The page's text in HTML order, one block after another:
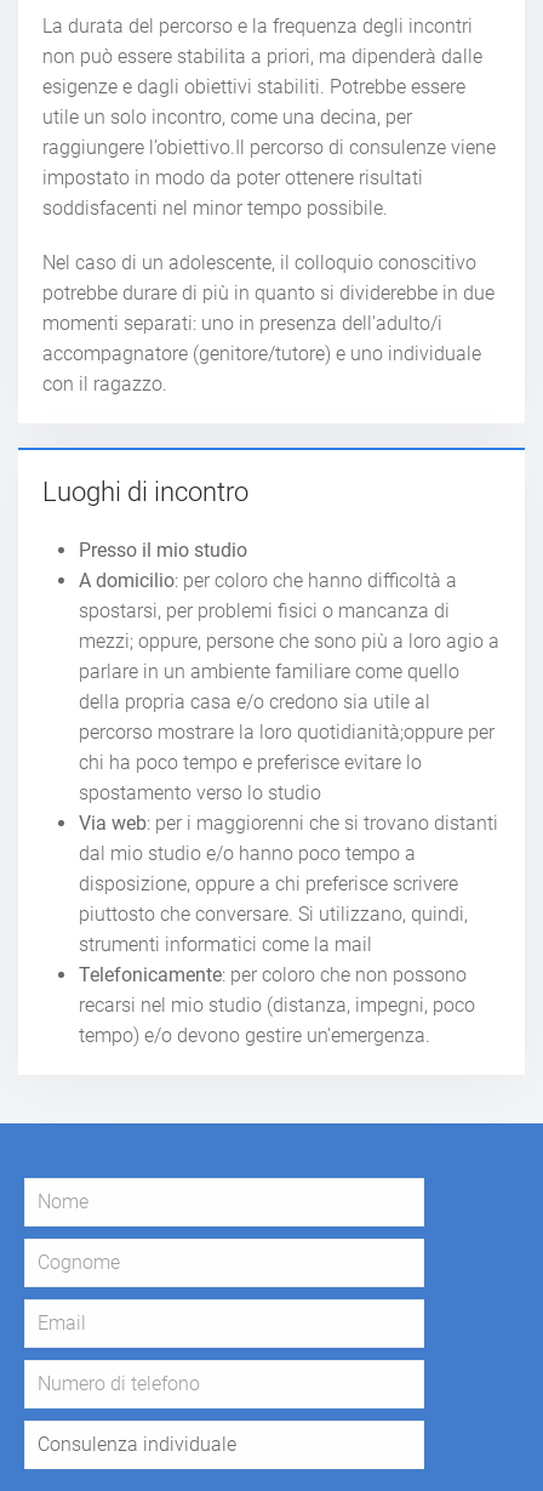
La durata del percorso e la frequenza degli incontri
non può essere stabilita a priori, ma dipenderà dalle
esigenze e dagli obiettivi stabiliti. Potrebbe essere
utile un solo incontro, come una decina, per
raggiungere l’obiettivo.Il percorso di consulenze viene
impostato in modo da poter ottenere risultati
soddisfacenti nel minor tempo possibile.
Nel caso di un adolescente, il colloquio conoscitivo
potrebbe durare di più in quanto si dividerebbe in due
momenti separati: uno in presenza dell'adulto/i
accompagnatore (genitore/tutore) e uno individuale
con il ragazzo.
Luoghi di incontro
Presso il mio studio
A domicilio: per coloro che hanno difficoltà a
spostarsi, per problemi fisici o mancanza di
mezzi; oppure, persone che sono più a loro agio a
parlare in un ambiente familiare come quello
della propria casa e/o credono sia utile al
percorso mostrare la loro quotidianità;oppure per
chi ha poco tempo e preferisce evitare lo
spostamento verso lo studio
Via web: per i maggiorenni che si trovano distanti
dal mio studio e/o hanno poco tempo a
disposizione, oppure a chi preferisce scrivere
piuttosto che conversare. Si utilizzano, quindi,
strumenti informatici come la mail
Telefonicamente: per coloro che non possono
recarsi nel mio studio (distanza, impegni, poco
tempo) e/o devono gestire un’emergenza.